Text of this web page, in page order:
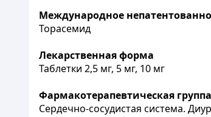
Международное
Торасемид
Лекарственная форма
Таблетки 2,5 мг, 5 мг, 10 мг
Фармакотерапевтическая группа
Сердечно-сосудистая система.